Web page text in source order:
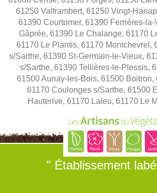
61250 Valframbert, 61250 Vingt-
61390 Courtomer, 61390 Ferrières-la-
Gâprée, 61390 Le Chalange, 61170
61170 Le Plantis, 61170 Montchevrel,
s/Sarthe, 61390 St-Germain-le-Vieux,
s/Sarthe, 61390 Tellières-le-Plessis,
61500 Aunay-les-Bois, 61500 Boitron,
61170 Coulonges s/Sarthe, 61500
Hauterive, 61170 Laleu, 61170 Le
" Établissement